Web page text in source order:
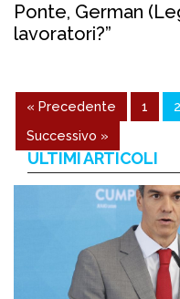
Ponte, German
lavoratori?”
« Precedente 1 2
Successivo »
ULTIMI ARTICOLI